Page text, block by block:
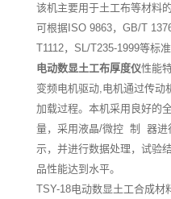
该机主要用于土工布等材料
可根据ISO 9863，GB/T
T1112，SL/T235-1999等标
电动数显土工布厚度仪性能
变频电机驱动,电机通过传动
加载过程。本机采用良好的
量，采用液晶/微控 制 器进
示，并进行数据处理，试验
品性能达到水平。
TSY-18电动数显土工合成材